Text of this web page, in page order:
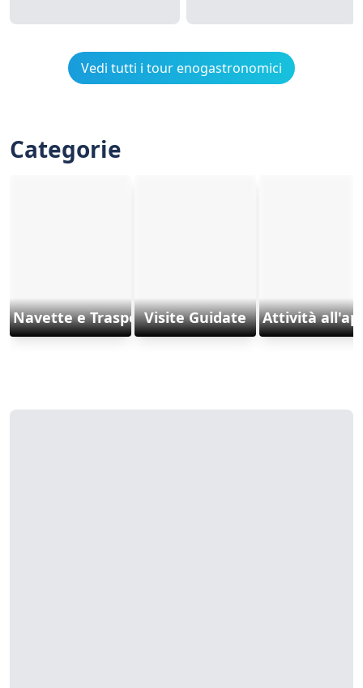
Vedi tutti i tour enogastronomici
Categorie
Navette e TrasportiVisite Guidate Attività